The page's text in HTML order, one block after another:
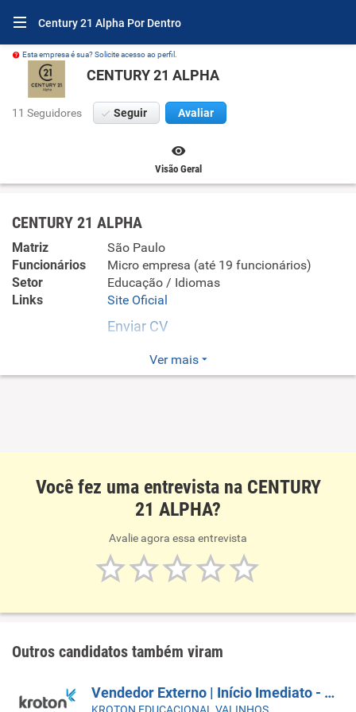
Century 21 Alpha Por Dentro
Esta empresa é sua? Solicite acesso ao perfil.
CENTURY 21 ALPHA
11 Seguidores Seguir Avaliar
Visão Geral
CENTURY 21 ALPHA
Matriz
São Paulo
Funcionários
Micro empresa (até 19 funcionários)
Setor
Educação / Idiomas
Links
Site Oficial
Enviar CV
Escritório de Alphaville da maior imobiliária do mundo,
com presença em dezenas de países e com milhares de
Ver mais
Você fez uma entrevista na CENTURY
21 ALPHA?
Avalie agora essa entrevista
Outros candidatos também viram
Vendedor Externo | Início Imediato - SUMARÉ
KROTON EDUCACIONAL VALINHOS